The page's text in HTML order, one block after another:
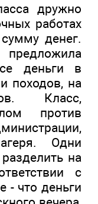
дружно
работах
денег.
деньги в
походов, на
Класс,
против
Одни
на
с
- что деньги